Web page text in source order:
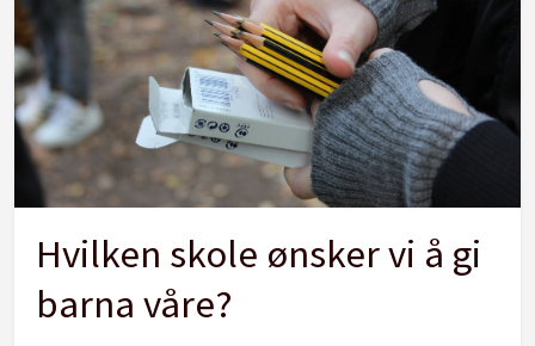
Hvilken skole ønsker vi å gi
barna våre?